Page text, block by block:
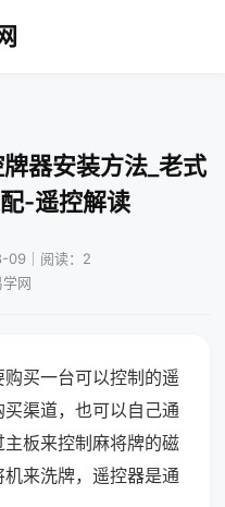
器安装方法_老式
-遥控解读
09｜阅读：2
网
买一台可以控制的遥
渠道，也可以自己通
板来控制麻将牌的磁
来洗牌，遥控器是通